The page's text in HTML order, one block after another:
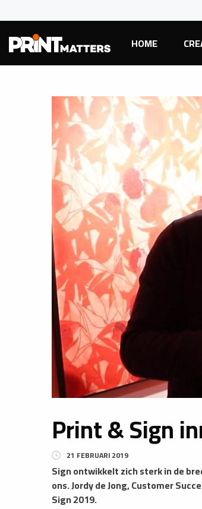
HOME
Print & Sign
21 FEBRUARI 2019
Sign ontwikkelt zich sterk in de
ons. Jordy de Jong, Customer
Sign 2019.